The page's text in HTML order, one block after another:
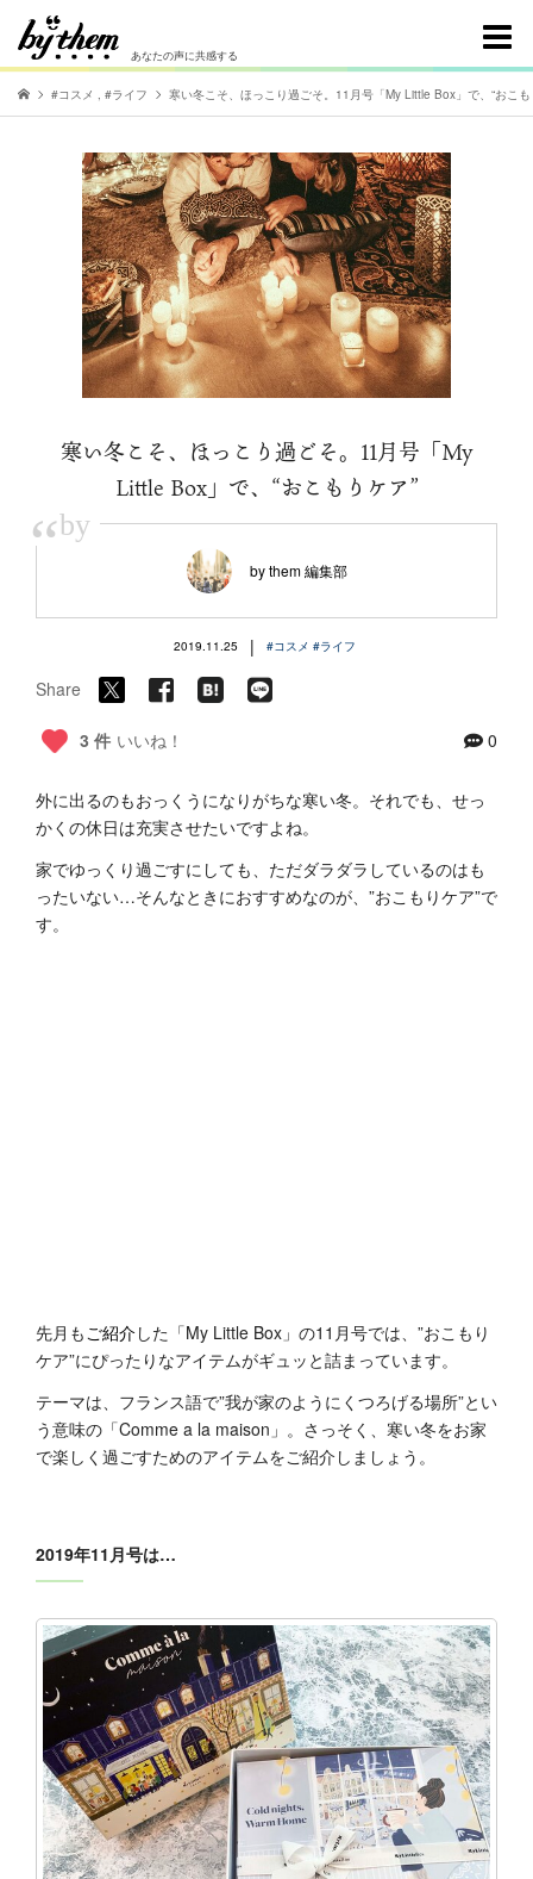
あなたの声に共感する
#コスメ , #ライフ 寒い冬こそ、ほっこり過ごそ。11月号「My Little Box」で、“おこも
寒い冬こそ、ほっこり過ごそ。11月号「My
Little Box」で、“おこもりケア”
“by
by them 編集部
2019.11.25 | #コスメ #ライフ
Share
3 件 いいね！ 0
外に出るのもおっくうになりがちな寒い冬。それでも、せっ
かくの休日は充実させたいですよね。
家でゆっくり過ごすにしても、ただダラダラしているのはも
ったいない…そんなときにおすすめなのが、”おこもりケア”で
す。
先月もご紹介した「My Little Box」の11月号では、”おこもり
ケア”にぴったりなアイテムがギュッと詰まっています。
テーマは、フランス語で”我が家のようにくつろげる場所”とい
う意味の「Comme a la maison」。さっそく、寒い冬をお家
で楽しく過ごすためのアイテムをご紹介しましょう。
2019年11月号は…